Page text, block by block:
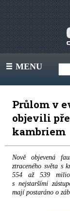
III MENU
Průlom v
objevili
kambriem
Nově objevená
ztraceného světa s
554 až 539
s nejstaršími
mají postaráno o